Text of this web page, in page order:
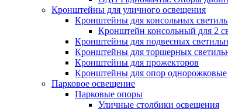
Кронштейны для уличного освещения
Кронштейны для консольных
Кронштейн консольный для 2
Кронштейны для подвесных
Кронштейны для торшерных
Кронштейны для прожекторов
Кронштейны для опор однорожковые
Парковое освещение
Парковые опоры
Уличные столбики освещения